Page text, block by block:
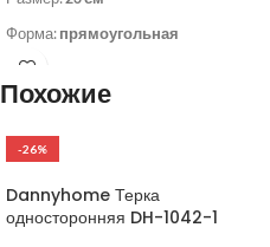
Форма: прямоугольная
Материал:
Цвет:кремовый с коричневым
Назначение:
сервировки блюд
Похожие
-26%
Dannyhome Терка
односторонняя DH-1042-1